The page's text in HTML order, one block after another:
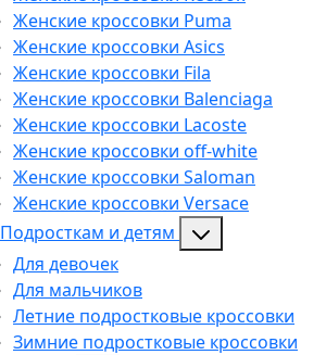
Женские кроссовки Puma
Женские кроссовки Asics
Женские кроссовки Fila
Женские кроссовки Balenciaga
Женские кроссовки Lacoste
Женские кроссовки off-white
Женские кроссовки Saloman
Женские кроссовки Versace
Подросткам и детям
Для девочек
Для мальчиков
Летние подростковые кроссовки
Зимние подростковые кроссовки